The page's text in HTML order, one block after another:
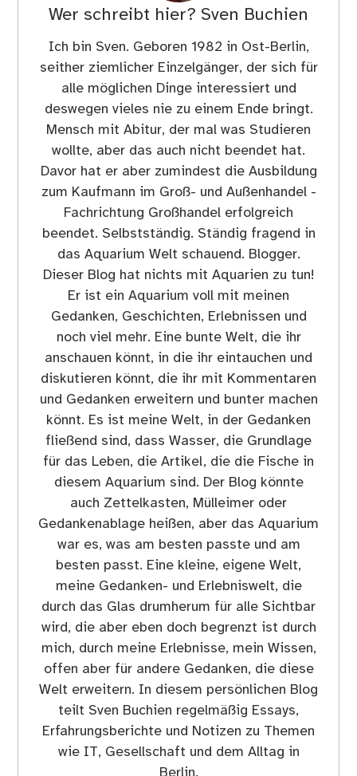
Wer schreibt hier? Sven Buchien
Ich bin Sven. Geboren 1982 in Ost-Berlin,
seither ziemlicher Einzelgänger, der sich für
alle möglichen Dinge interessiert und
deswegen vieles nie zu einem Ende bringt.
Mensch mit Abitur, der mal was Studieren
wollte, aber das auch nicht beendet hat.
Davor hat er aber zumindest die Ausbildung
zum Kaufmann im Groß- und Außenhandel -
Fachrichtung Großhandel erfolgreich
beendet. Selbstständig. Ständig fragend in
das Aquarium Welt schauend. Blogger.
Dieser Blog hat nichts mit Aquarien zu tun!
Er ist ein Aquarium voll mit meinen
Gedanken, Geschichten, Erlebnissen und
noch viel mehr. Eine bunte Welt, die ihr
anschauen könnt, in die ihr eintauchen und
diskutieren könnt, die ihr mit Kommentaren
und Gedanken erweitern und bunter machen
könnt. Es ist meine Welt, in der Gedanken
fließend sind, dass Wasser, die Grundlage
für das Leben, die Artikel, die die Fische in
diesem Aquarium sind. Der Blog könnte
auch Zettelkasten, Mülleimer oder
Gedankenablage heißen, aber das Aquarium
war es, was am besten passte und am
besten passt. Eine kleine, eigene Welt,
meine Gedanken- und Erlebniswelt, die
durch das Glas drumherum für alle Sichtbar
wird, die aber eben doch begrenzt ist durch
mich, durch meine Erlebnisse, mein Wissen,
offen aber für andere Gedanken, die diese
Welt erweitern. In diesem persönlichen Blog
teilt Sven Buchien regelmäßig Essays,
Erfahrungsberichte und Notizen zu Themen
wie IT, Gesellschaft und dem Alltag in
Berlin.